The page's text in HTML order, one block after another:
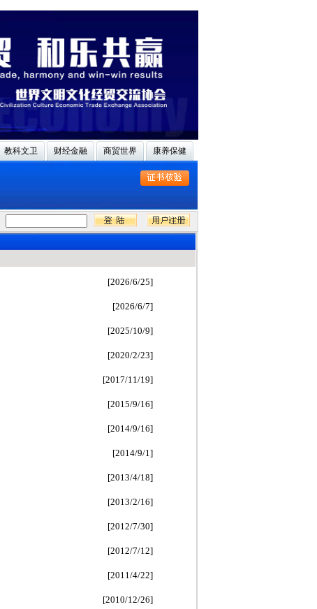
教科文卫 财经金融 商贸世界 康养保健
[2026/6/25]
[2026/6/7]
[2025/10/9]
[2020/2/23]
[2017/11/19]
[2015/9/16]
[2014/9/16]
[2014/9/1]
[2013/4/18]
[2013/2/16]
[2012/7/30]
[2012/7/12]
[2011/4/22]
[2010/12/26]